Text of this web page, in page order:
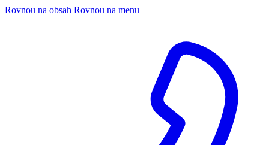
Rovnou na obsah Rovnou na menu